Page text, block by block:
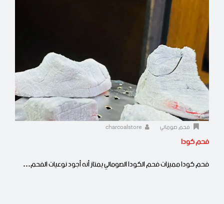
فحم صومالي
فحم كودا
فحم كودا مميزات فحم الكودا الصومالي يمتاز أنه أجود نوعيات الفحم…